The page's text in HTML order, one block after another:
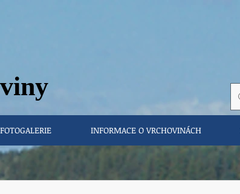
FOTOGALERIE INFORMACE O VRCHOVINÁCH
ny